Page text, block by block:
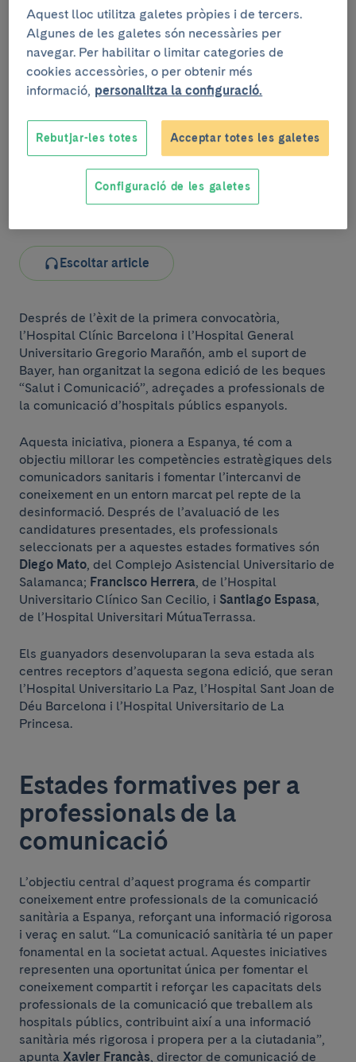
Aquesta iniciativa vol reforçar la informació veraç en salut i impulsar
Escoltar article
Després de l’èxit de la primera convocatòria,
l’Hospital Clínic Barcelona i l’Hospital General
Universitario Gregorio Marañón, amb el suport de
Bayer, han organitzat la segona edició de les beques
“Salut i Comunicació”, adreçades a professionals de
la comunicació d’hospitals públics espanyols.
Aquesta iniciativa, pionera a Espanya, té com a
objectiu millorar les competències estratègiques dels
comunicadors sanitaris i fomentar l’intercanvi de
coneixement en un entorn marcat pel repte de la
desinformació. Després de l’avaluació de les
candidatures presentades, els professionals
seleccionats per a aquestes estades formatives són
Diego Mato, del Complejo Asistencial Universitario de
Salamanca; Francisco Herrera, de l’Hospital
Universitario Clínico San Cecilio, i Santiago Espasa,
de l’Hospital Universitari MútuaTerrassa.
Els guanyadors desenvoluparan la seva estada als
centres receptors d’aquesta segona edició, que seran
l’Hospital Universitario La Paz, l’Hospital Sant Joan de
Déu Barcelona i l’Hospital Universitario de La
Princesa.
Estades formatives per a
professionals de la
comunicació
L’objectiu central d’aquest programa és compartir
coneixement entre professionals de la comunicació
sanitària a Espanya, reforçant una informació rigorosa
i veraç en salut. “La comunicació sanitària té un paper
fonamental en la societat actual. Aquestes iniciatives
representen una oportunitat única per fomentar el
coneixement compartit i reforçar les capacitats dels
professionals de la comunicació que treballem als
hospitals públics, contribuint així a una informació
sanitària més rigorosa i propera per a la ciutadania”,
apunta Xavier Francàs, director de comunicació de
Aquest lloc utilitza galetes pròpies i de tercers.
Algunes de les galetes són necessàries per
navegar. Per habilitar o limitar categories de
cookies accessòries, o per obtenir més
informació, personalitza la configuració.
Rebutjar-les totes Acceptar totes les galetes
Configuració de les galetes